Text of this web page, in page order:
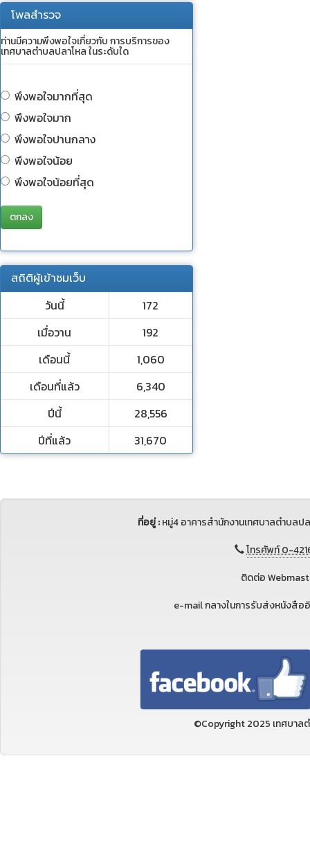
โพลสำรวจ
ท่านมีความพึงพอใจเกี่ยวกับ การบริการของ
เทศบาลตำบลปลาโหล ในระดับใด
พึงพอใจมากที่สุด
พึงพอใจมาก
พึงพอใจปานกลาง
พึงพอใจน้อย
พึงพอใจน้อยที่สุด
ตกลง
สถิติผู้เข้าชมเว็บ
วันนี้
172
เมื่อวาน
192
เดือนนี้
1,060
เดือนที่แล้ว
6,340
ปีนี้
28,556
ปีที่แล้ว
31,670
ที่อยู่ :หมู่4 อาคารสำนักงานเทศบาลตำบล
โทรศัพท์ 0-
ติดต่อ
e-mail กลางในการรับส่งหนังสื
©Copyright 2025 เทศบาล